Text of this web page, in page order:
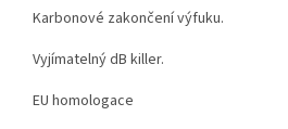
Karbonové zakončení výfuku.
Vyjímatelný dB killer.
EU homologace